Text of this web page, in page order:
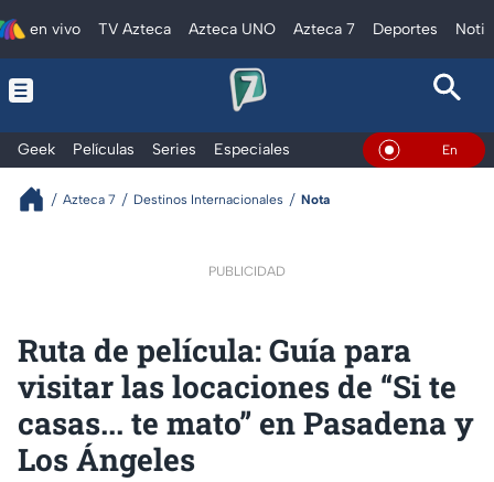
en vivo TV Azteca Azteca UNO Azteca 7 Deportes
Geek Películas Series Especiales En Vivo
Azteca 7 Destinos Internacionales Nota
PUBLICIDAD
Ruta de película: Guía para
visitar las locaciones de “Si te
casas... te mato” en Pasadena y
Los Ángeles